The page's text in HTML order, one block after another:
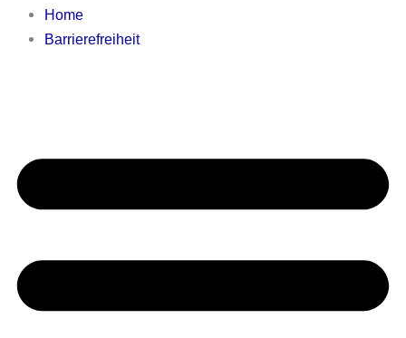
Home
Barrierefreiheit